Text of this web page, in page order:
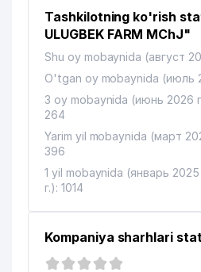
12 KORIFEY-AUDIT AUDIT
13
MChJ
14 TOSHKENT KISLOROD
16
17 BINKAT TRADE MChJ
18 NUR MED SERVIS MChJ
SERVER-SERVIS-PLYUS
KORXONASI
Tashkilotning ko'rish
ULUGBEK FARM MChJ"
Shu oy mobaynida (август
O'tgan oy mobaynida (июль
3 oy mobaynida (июнь 2026
264
Yarim yil mobaynida (март
396
1 yil mobaynida (январь
г.): 1014
Kompaniya sharhlari